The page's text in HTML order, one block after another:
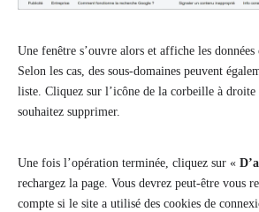
Une fenêtre s’ouvre alors et affiche les données
Selon les cas, des sous-domaines peuvent
liste. Cliquez sur l’icône de la corbeille à droite
souhaitez supprimer.
Une fois l’opération terminée, cliquez sur «
rechargez la page. Vous devrez peut-être vous
compte si le site a utilisé des cookies de